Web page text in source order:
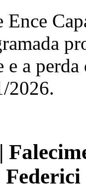
a
2026.
Federici